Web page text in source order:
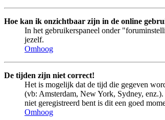
Hoe kan ik onzichtbaar zijn in de online
In het gebruikerspaneel onder
jezelf.
Omhoog
De tijden zijn niet correct!
Het is mogelijk dat de tijd die gegeven
(vb: Amsterdam, New York, Sydney,
niet geregistreerd bent is dit een goed
Omhoog